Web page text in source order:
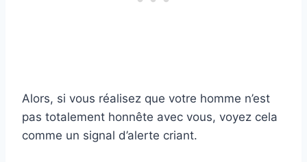
Alors, si vous réalisez que votre homme n’est
pas totalement honnête avec vous, voyez cela
comme un signal d’alerte criant.